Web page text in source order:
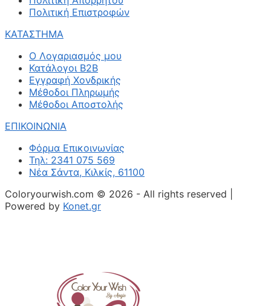
Πολιτική Επιστροφών
ΚΑΤΑΣΤΗΜΑ
Ο Λογαριασμός μου
Κατάλογοι B2B
Εγγραφή Χονδρικής
Μέθοδοι Πληρωμής
Μέθοδοι Αποστολής
ΕΠΙΚΟΙΝΩΝΙΑ
Φόρμα Επικοινωνίας
Τηλ: 2341 075 569
Νέα Σάντα, Κιλκίς, 61100
Coloryourwish.com © 2026 - All rights reserved |
Powered by Konet.gr